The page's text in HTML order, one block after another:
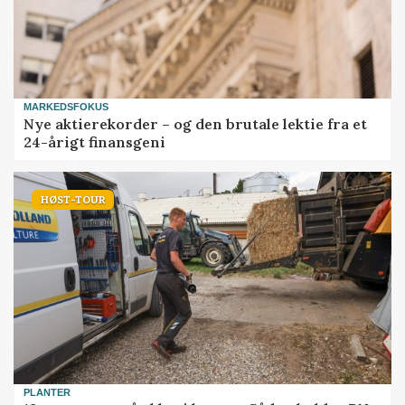
MARKEDSFOKUS
Nye aktierekorder – og den brutale lektie fra et
24-årigt finansgeni
HØST-TOUR
PLANTER